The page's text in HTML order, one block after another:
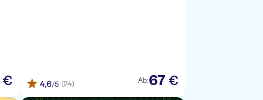
€ 4,6/5 (24) Ab:67 €